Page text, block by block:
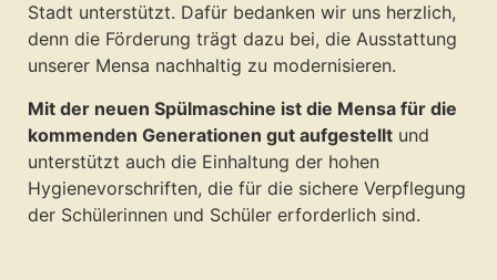
Stadt unterstützt. Dafür bedanken wir uns herzlich,
denn die Förderung trägt dazu bei, die Ausstattung
unserer Mensa nachhaltig zu modernisieren.
Mit der neuen Spülmaschine ist die Mensa für die
kommenden Generationen gut aufgestellt und
unterstützt auch die Einhaltung der hohen
Hygienevorschriften, die für die sichere Verpflegung
der Schülerinnen und Schüler erforderlich sind.